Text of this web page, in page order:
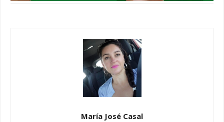
María José Casal